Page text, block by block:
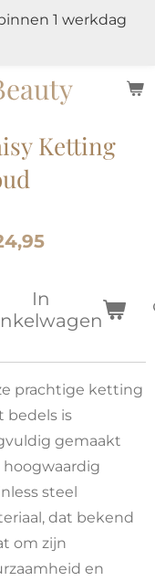
1 werkdag
Ketting
In
prachtige ketting
bedels is
gemaakt
hoogwaardig
steel
dat bekend
om zijn
en